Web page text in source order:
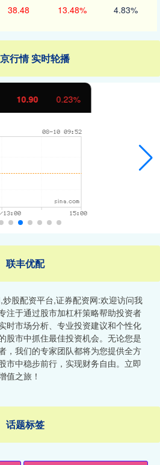
38.48 13.48% 4.83%
行情 实时轮播
-5.64
联丰优配
股配资平台,证券配资网:欢迎访问我
注于通过股市加杠杆策略帮助投资者
时市场分析、专业投资建议和个性化
股市中抓住最佳投资机会。无论您是
，我们的专家团队都将为您提供全方
市中稳步前行，实现财务自由。立即
值之旅！
话题标签